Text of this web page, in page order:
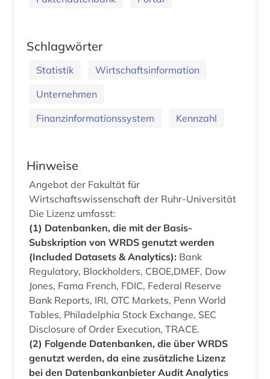
Schlagwörter
Statistik
Wirtschaftsinformation
Unternehmen
Finanzinformationssystem
Kennzahl
Hinweise
Angebot der Fakultät für
Wirtschaftswissenschaft der Ruhr-Universität
Die Lizenz umfasst:
(1) Datenbanken, die mit der Basis-
Subskription von WRDS genutzt werden
(Included Datasets & Analytics): Bank
Regulatory, Blockholders, CBOE,DMEF, Dow
Jones, Fama French, FDIC, Federal Reserve
Bank Reports, IRI, OTC Markets, Penn World
Tables, Philadelphia Stock Exchange, SEC
Disclosure of Order Execution, TRACE.
(2) Folgende Datenbanken, die über WRDS
genutzt werden, da eine zusätzliche Lizenz
bei den Datenbankanbieter Audit Analytics